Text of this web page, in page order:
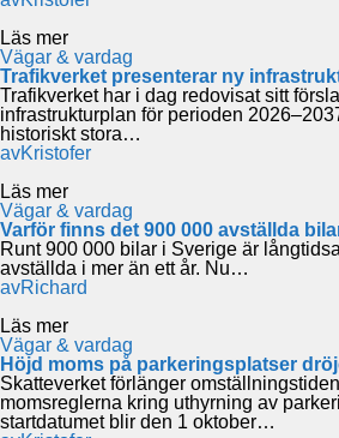
Läs mer
Vägar & vardag
Trafikverket presenterar ny
Trafikverket har i dag redovisat sitt
infrastrukturplan för perioden
historiskt stora…
avKristofer
Läs mer
Vägar & vardag
Varför finns det 900 000 avställda
Runt 900 000 bilar i Sverige är
avställda i mer än ett år. Nu…
avRichard
Läs mer
Vägar & vardag
Höjd moms på parkeringsplatser
Skatteverket förlänger
momsreglerna kring uthyrning av
startdatumet blir den 1 oktober…